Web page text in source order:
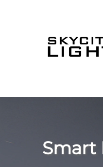
Smart